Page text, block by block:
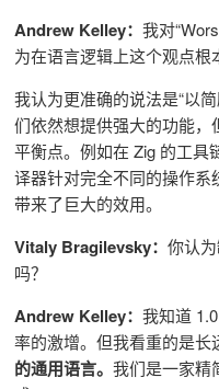
Andrew Kelley： 我对“
为在语言逻辑上这个观点根
我认为更准确的说法是“以
们依然想提供强大的功能
平衡点。例如在 Zig 的工具
译器针对完全不同的操作
带来了巨大的效用。
Vitaly Bragilevsky： 你认
吗？
Andrew Kelley： 我知道
率的激增。但我看重的是长
的通用语言。 我们是一家精